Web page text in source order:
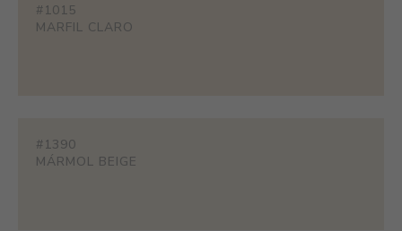
#1015
MARFIL CLARO
#1390
MÁRMOL BEIGE